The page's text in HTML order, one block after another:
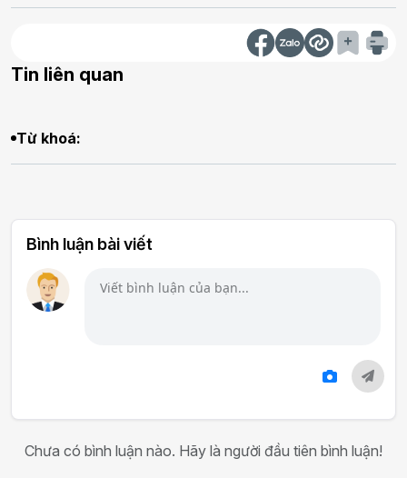
Tin liên quan
Từ khoá:
Bình luận bài viết
Chưa có bình luận nào. Hãy là người đầu tiên bình luận!